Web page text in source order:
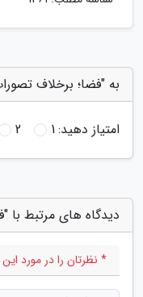
به "فضا؛ برخلاف
امتیاز دهید:1
2
دیدگاه های مرتبط با
* نظرتان را در مورد این